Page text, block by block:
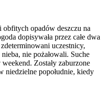
opadów deszczu na
dopisywała przez całe dwa
uczestnicy,
nie pożałowali. Suche
Zostały zaburzone
niedzielne popołudnie, kiedy